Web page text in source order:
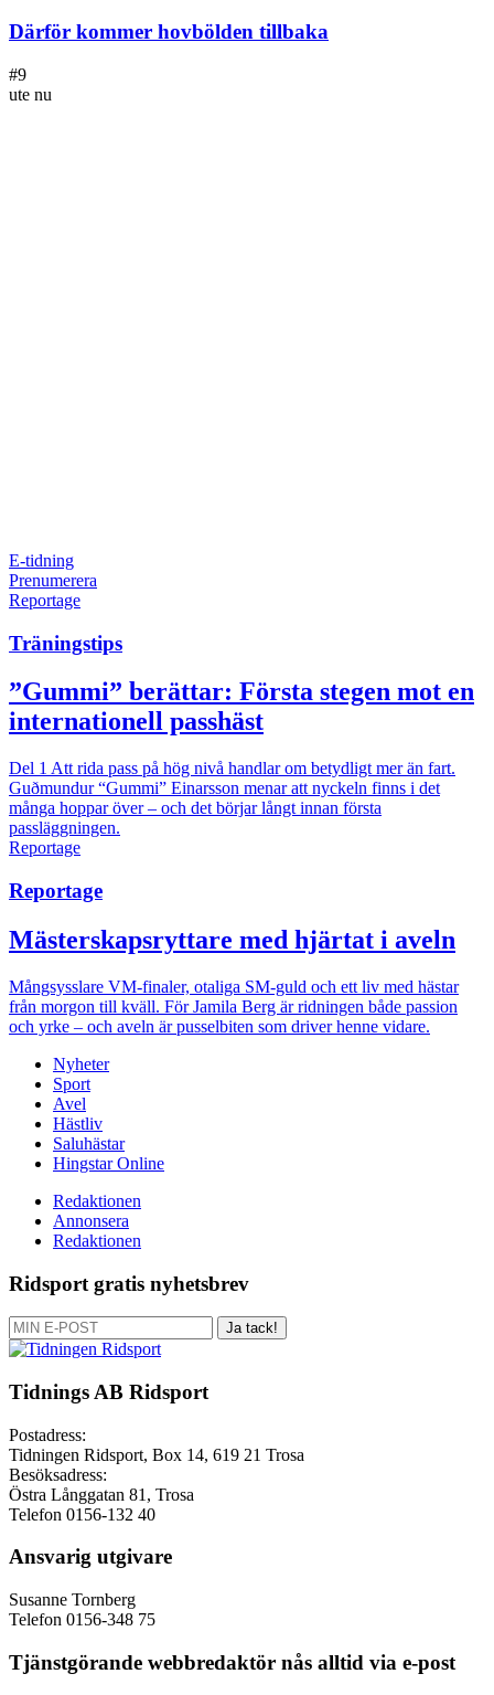
Därför kommer hovbölden tillbaka
#9
ute nu
E-tidning
Prenumerera
Reportage
Träningstips
”Gummi” berättar: Första stegen mot en
internationell passhäst
Del 1 Att rida pass på hög nivå handlar om betydligt mer än fart.
Guðmundur “Gummi” Einarsson menar att nyckeln finns i det
många hoppar över – och det börjar långt innan första
passläggningen.
Reportage
Reportage
Mästerskapsryttare med hjärtat i aveln
Mångsysslare VM-finaler, otaliga SM-guld och ett liv med hästar
från morgon till kväll. För Jamila Berg är ridningen både passion
och yrke – och aveln är pusselbiten som driver henne vidare.
Nyheter
Sport
Avel
Hästliv
Saluhästar
Hingstar Online
Redaktionen
Annonsera
Redaktionen
Ridsport gratis nyhetsbrev
Ja tack!
Tidnings AB Ridsport
Postadress:
Tidningen Ridsport, Box 14, 619 21 Trosa
Besöksadress:
Östra Långgatan 81, Trosa
Telefon 0156-132 40
Ansvarig utgivare
Susanne Tornberg
Telefon 0156-348 75
Tjänstgörande webbredaktör nås alltid via e-post